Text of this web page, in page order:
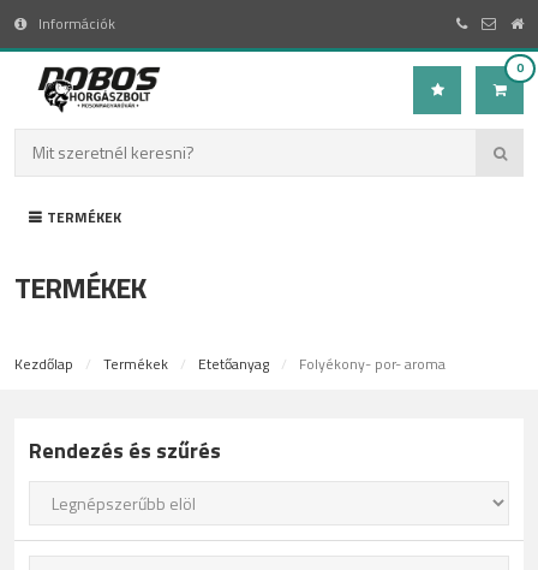
Információk
0
TERMÉKEK
TERMÉKEK
Kezdőlap Termékek Etetőanyag Folyékony- por- aroma
Rendezés és szűrés